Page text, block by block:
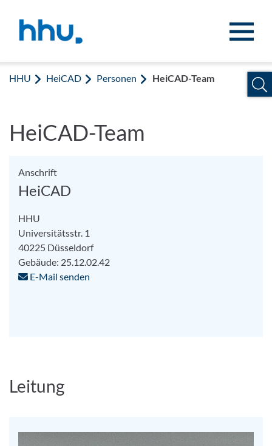
HHU HeiCAD Personen HeiCAD-Team
HeiCAD-Team
Anschrift
HeiCAD
HHU
Universitätsstr. 1
40225 Düsseldorf
Gebäude: 25.12.02.42
E-Mail senden
Leitung